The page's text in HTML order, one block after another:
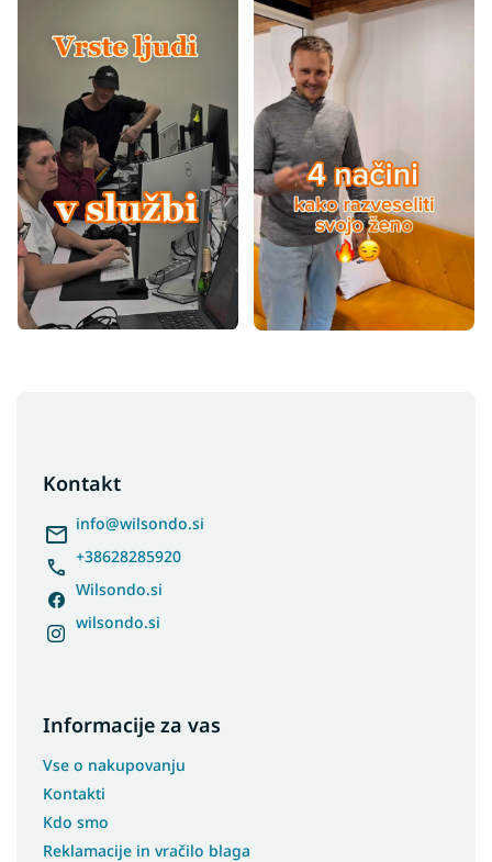
Kontakt
info@wilsondo.si
+38628285920
Wilsondo.si
wilsondo.si
Informacije za vas
Vse o nakupovanju
Kontakti
Kdo smo
Reklamacije in vračilo blaga